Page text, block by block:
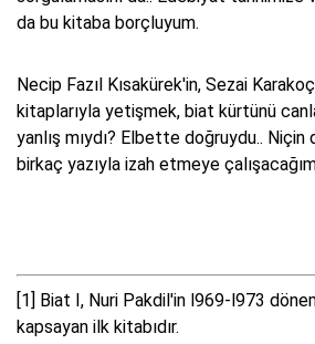
da bu kitaba borçluyum.
Necip Fazıl Kısakürek'in, Sezai
kitaplarıyla yetişmek, biat kürtünü
yanlış mıydı? Elbette doğruydu.. Niçin
birkaç yazıyla izah etmeye
[1] Biat I, Nuri Pakdil'in l969-l973
kapsayan ilk kitabıdır.